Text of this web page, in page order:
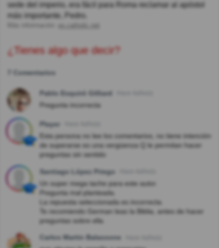
sede del imperio, era fácil para Roma reclamar al apóstol
más importante, Pedro.
¿Tienes algo que decir?
7 Comentarios
Pablo Esquiró Gilliard
Pregunta incorrecta
Player
Esta persona no lee los comentarios, no tiene intención
de superarse es una vergüenza Q le permitan hacer
preguntas sin sentido
Santiago López Priego
Un super mega tache para este autor.
Pregunta mal planteada.
La repuesta seleccionada es incorrecta.
Te recomiendo German leas la Biblia, antes de hacer
preguntas sobre ella.
Carlos Martin Balassone